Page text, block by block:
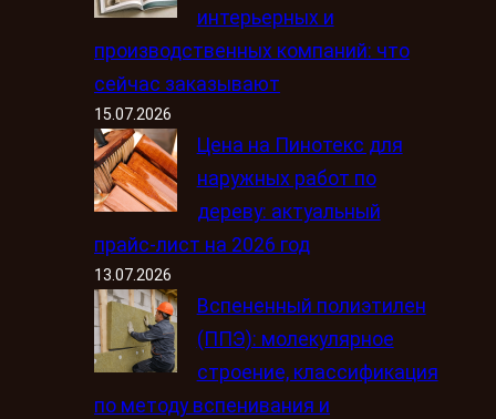
интерьерных и
производственных компаний: что
сейчас заказывают
15.07.2026
Цена на Пинотекс для
наружных работ по
дереву: актуальный
прайс-лист на 2026 год
13.07.2026
Вспененный полиэтилен
(ППЭ): молекулярное
строение, классификация
по методу вспенивания и